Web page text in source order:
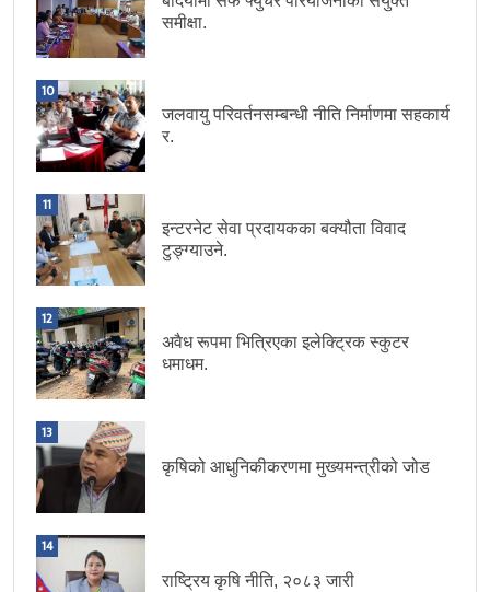
समीक्षा.
10
जलवायु परिवर्तनसम्बन्धी नीति निर्माणमा सहकार्य
र.
11
इन्टरनेट सेवा प्रदायकका बक्यौता विवाद
टुङ्ग्याउने.
12
अवैध रूपमा भित्रिएका इलेक्ट्रिक स्कुटर
धमाधम.
13
कृषिको आधुनिकीकरणमा मुख्यमन्त्रीको जोड
14
राष्ट्रिय कृषि नीति, २०८३ जारी